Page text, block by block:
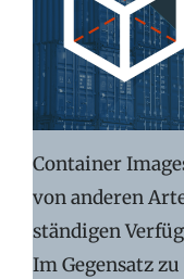
Container
von anderen
ständigen
Im Gegensatz